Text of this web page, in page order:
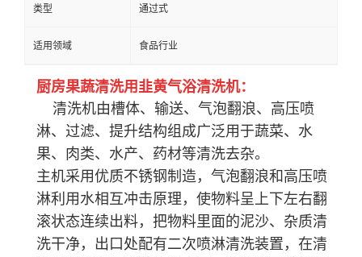
类型 通过式
适用领域 食品行业
厨房果蔬清洗用韭黄气浴清洗机：
清洗机由槽体、输送、气泡翻浪、高压喷
淋、过滤、提升结构组成广泛用于蔬菜、水
果、肉类、水产、药材等清洗去杂。
主机采用优质不锈钢制造 ， 气泡翻浪和高压喷
淋利用水相互冲击原理， 使物料呈 上下左右翻
滚状态连续出料， 把物料里面的泥沙、 杂质清
洗干净，出口处配有二次喷淋清洗装置， 在清